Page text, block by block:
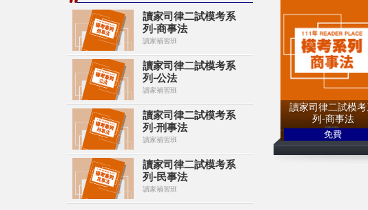
讀家司律二試模
列-商事法
讀家補習班
免費
讀家司律二試模考系
列-商事法
讀家補習班
讀家司律二試模考系
列-公法
讀家補習班
讀家司律二試模考系
列-刑事法
讀家補習班
讀家司律二試模考系
列-民事法
讀家補習班